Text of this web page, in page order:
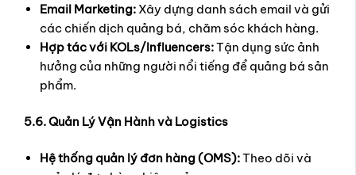
Email Marketing: Xây dựng danh sách email và gửi
các chiến dịch quảng bá, chăm sóc khách hàng.
Hợp tác với KOLs/Influencers:Tận dụng sức ảnh
hưởng của những người nổi tiếng để quảng bá sản
phẩm.
5.6. Quản Lý Vận Hành và Logistics
Hệ thống quản lý đơn hàng (OMS):Theo dõi và